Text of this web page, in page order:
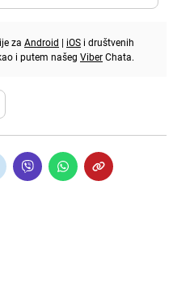
za Android | iOS i društvenih
i putem našeg ViberChata.